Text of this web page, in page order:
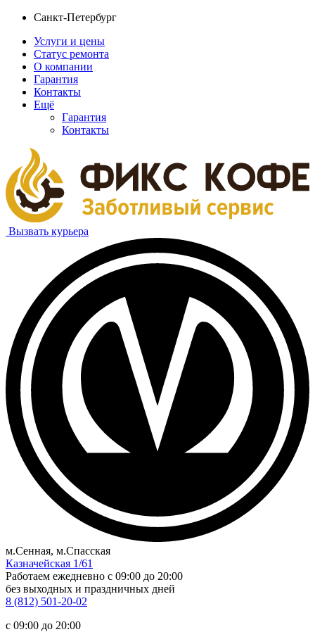
Санкт-Петербург
Услуги и цены
Статус ремонта
О компании
Гарантия
Контакты
Ещё
Гарантия
Контакты
Вызвать курьера
м.Сенная, м.Спасская
Казначейская 1/61
Работаем ежедневно c 09:00 до 20:00
без выходных и праздничных дней
8 (812) 501-20-02
c 09:00 до 20:00